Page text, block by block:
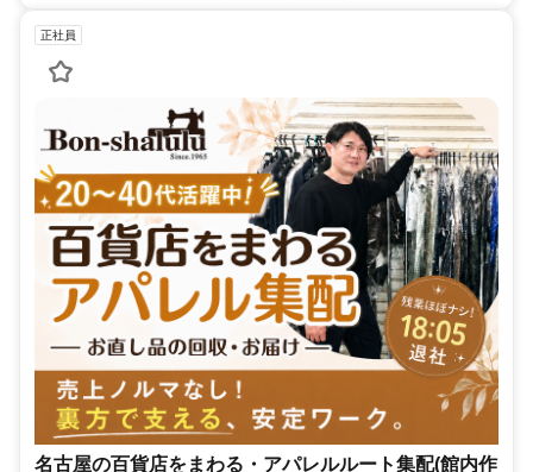
正社員
名古屋の百貨店をまわる・アパレルルート集配(館内作